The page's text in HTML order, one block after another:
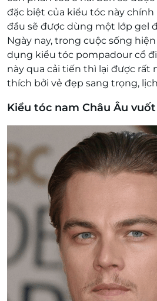
đặc biệt của kiểu tóc này chính
đầu sẽ được dùng một lớp gel
Ngày nay, trong cuộc sống
dụng kiểu tóc pompadour cổ
này qua cải tiến thì lại được rất
thích bởi vẻ đẹp sang trọng,
Kiểu tóc nam Châu Âu